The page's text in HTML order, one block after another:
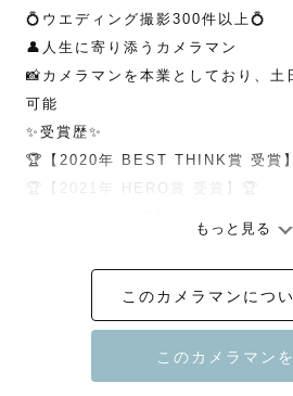
💍ウエディング撮影300件以上💍
👤人生に寄り添うカメラマン
📸カメラマンを本業としており、土
可能
✨受賞歴✨
🏆【2020年 BEST THINK賞 受賞
🏆【2021年 HERO賞 受賞】🏆
2020.8  月間 優秀賞
2021.1  月間 最優秀賞
ご覧いただきありがとうございます
もっと見る
このカメラマンにつ